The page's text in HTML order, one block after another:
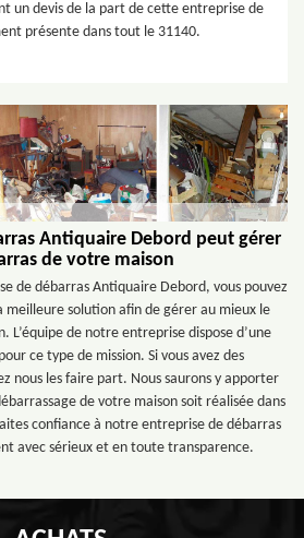
un devis de la part de cette entreprise de
présente dans tout le 31140.
Antiquaire Debord peut gérer
de votre maison
de débarras Antiquaire Debord, vous pouvez
meilleure solution afin de gérer au mieux le
L’équipe de notre entreprise dispose d’une
ce type de mission. Si vous avez des
nous les faire part. Nous saurons y apporter
de votre maison soit réalisée dans
confiance à notre entreprise de débarras
avec sérieux et en toute transparence.